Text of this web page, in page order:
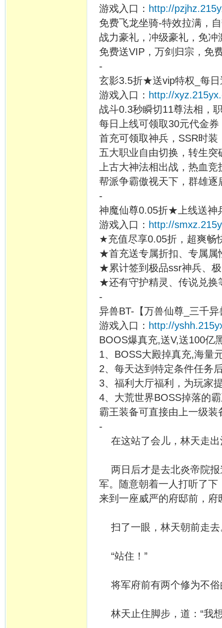
游戏入口： http://
免费飞龙坐骑-特效拉满，
战力豪礼，冲级豪礼，免
免费送VIP，万剑归宗，免
-
玄影3.5折★送vip特权_每
游戏入口： http://
战斗0.3秒瞬切11尊法相，
每日上线可领取30元代金券
首充可领取神兵，SSR时装
五大职业自由切换，转生突
上古大神法相出战，热血
帮派争霸傲视天下，群雄逐
-
神魔仙尊0.05折★上线送神
游戏入口： http://
★充值尽享0.05折，超爽畅
★首充送专属折扣、专属属
★累计签到极品ssr神兵、
★还有守护精灵、传说兑换
-
异兽BT-【万兽仙尊_三千
游戏入口： http://
BOOS爆真充,送V,送100亿
1、BOSS大殿掉真充,海量
2、每天达到特定条件任务
3、福利大厅福利，为玩家
4、大荒世界BOSS掉落的
霸王装备可直接由上一级装
-
在这站了会儿，林天走出
两日后才是去北炎帝院报
军。随意朝着一人打听了
来到一座威严的府邸前，
扫了一眼，林天朝前走去
“站住！”
将军府前有两个修为不俗
林天止住脚步，道：“我